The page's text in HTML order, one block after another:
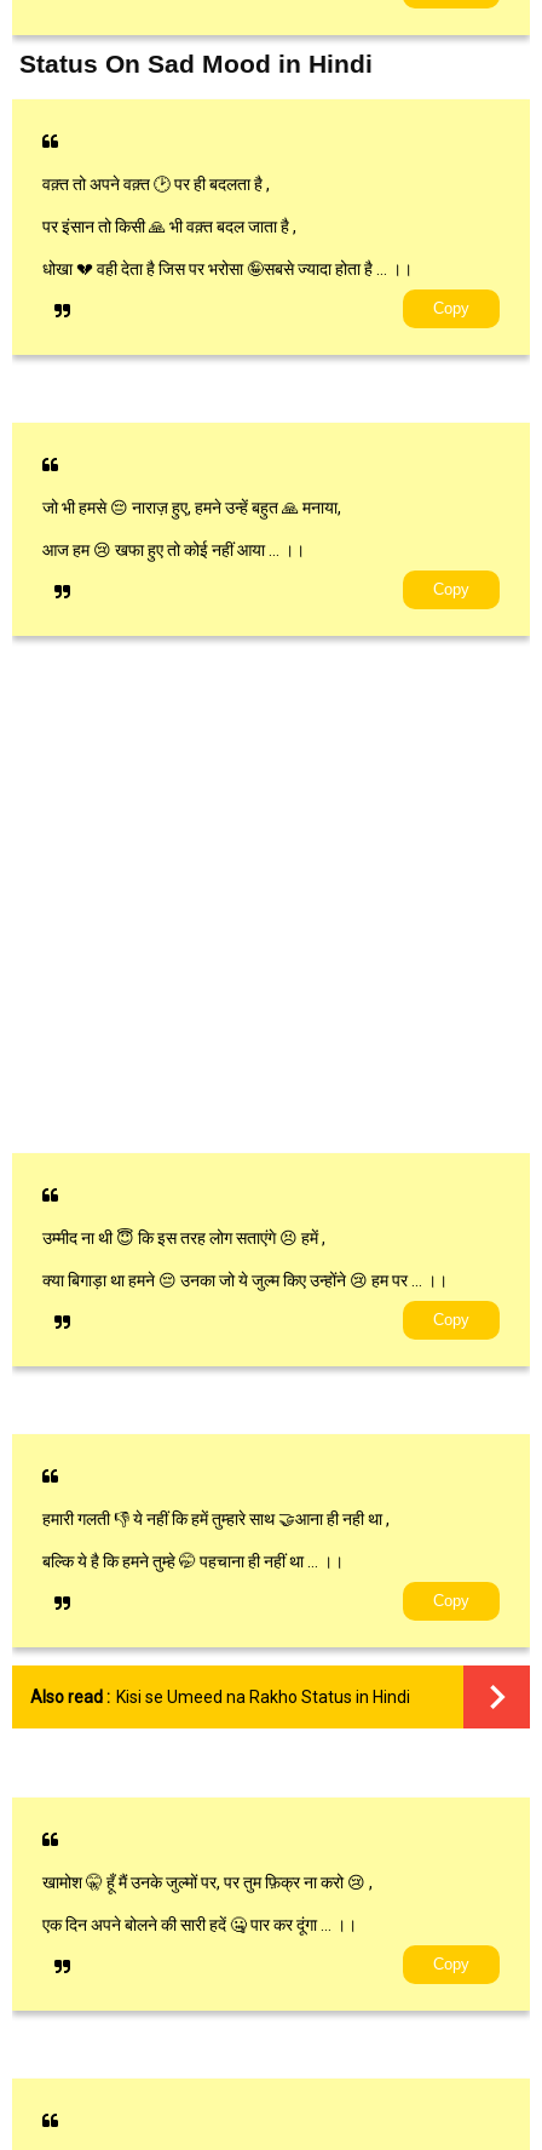
Status On Sad Mood in Hindi
वक़्त तो अपने वक़्त 🕑 पर ही बदलता है ,
पर इंसान तो किसी 🙏 भी वक़्त बदल जाता है ,
धोखा 💔 वही देता है जिस पर भरोसा 🤪सबसे ज्यादा होता है … ।।
Copy
जो भी हमसे 😔 नाराज़ हुए, हमने उन्हें बहुत 🙏 मनाया,
आज हम 😢 खफा हुए तो कोई नहीं आया … ।।
Copy
उम्मीद ना थी 😇 कि इस तरह लोग सताएंगे 😣 हमें ,
क्या बिगाड़ा था हमने 😔 उनका जो ये जुल्म किए उन्होंने 😢 हम पर … ।।
Copy
हमारी गलती 👎 ये नहीं कि हमें तुम्हारे साथ 🤝आना ही नही था ,
बल्कि ये है कि हमने तुम्हे 🤭 पहचाना ही नहीं था … ।।
Copy
Also read : Kisi se Umeed na Rakho Status in Hindi
खामोश 🤫 हूँ मैं उनके जुल्मों पर, पर तुम फ़िक्र ना करो 😢 ,
एक दिन अपने बोलने की सारी हदें 🤐 पार कर दूंगा … ।।
Copy